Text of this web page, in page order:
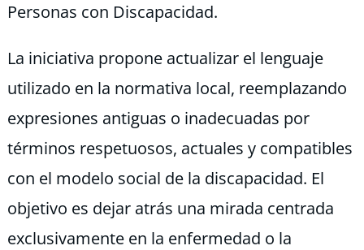
Personas con Discapacidad.
La iniciativa propone actualizar el lenguaje
utilizado en la normativa local, reemplazando
expresiones antiguas o inadecuadas por
términos respetuosos, actuales y compatibles
con el modelo social de la discapacidad. El
objetivo es dejar atrás una mirada centrada
exclusivamente en la enfermedad o la